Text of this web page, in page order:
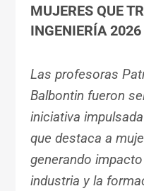
MUJERES QUE
INGENIERÍA 2026
Las profesoras
Balbontin fueron
iniciativa
que destaca a
generando
industria y la